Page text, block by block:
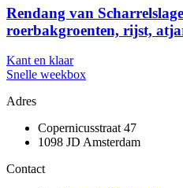
Rendang van
roerbakgroenten, rijst,
Kant en klaar
Snelle weekbox
Adres
Copernicusstraat 47
1098 JD Amsterdam
Contact